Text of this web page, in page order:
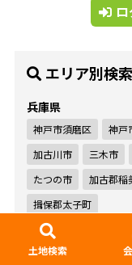
土地検索
エリア別検索
兵庫県
神戸市須磨区 神戸
加古川市
三木市
たつの市
加古郡稲
揖保郡太子町
高知県